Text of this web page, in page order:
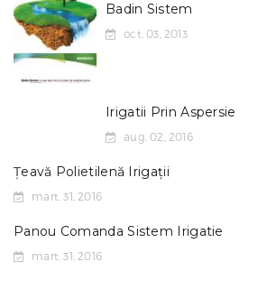
Badin Sistem
oct. 03, 2013
Irigatii Prin Aspersie
aug. 02, 2016
Țeavă Polietilenă Irigații
mart. 31, 2016
Panou Comanda Sistem Irigatie
mart. 31, 2016